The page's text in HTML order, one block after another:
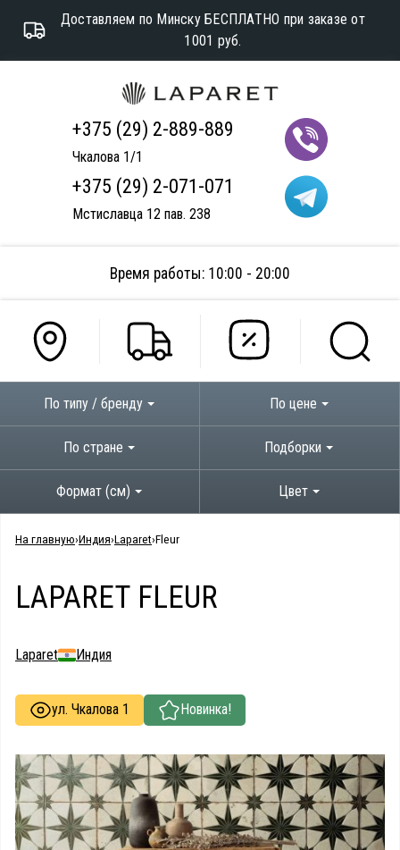
Доставляем по Минску БЕСПЛАТНО при заказе от
1001 руб.
+375 (29) 2-889-889
Чкалова 1/1
+375 (29) 2-071-071
Мстиславца 12 пав. 238
Время работы: 10:00 - 20:00
По типу / бренду По цене
По стране Подборки
Формат (см) Цвет
На главную Индия Laparet Fleur
LAPARET FLEUR
Laparet Индия
ул. Чкалова 1 Новинка!